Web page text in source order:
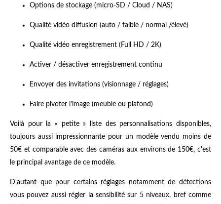
Options de stockage (micro-SD / Cloud / NAS)
Qualité vidéo diffusion (auto / faible / normal /élevé)
Qualité vidéo enregistrement (Full HD / 2K)
Activer / désactiver enregistrement continu
Envoyer des invitations (visionnage / réglages)
Faire pivoter l'image (meuble ou plafond)
Voilà pour la « petite » liste des personnalisations disponibles,
toujours aussi impressionnante pour un modèle vendu moins de
50€ et comparable avec des caméras aux environs de 150€, c'est
le principal avantage de ce modèle.
D'autant que pour certains réglages notamment de détections
vous pouvez aussi régler la sensibilité sur 5 niveaux, bref comme